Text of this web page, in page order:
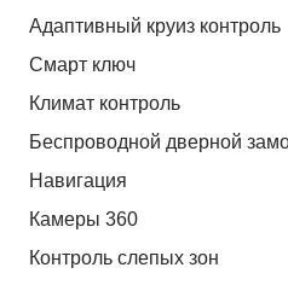
Адаптивный круиз контроль
Смарт ключ
Климат контроль
Беспроводной дверной
Навигация
Камеры 360
Контроль слепых зон